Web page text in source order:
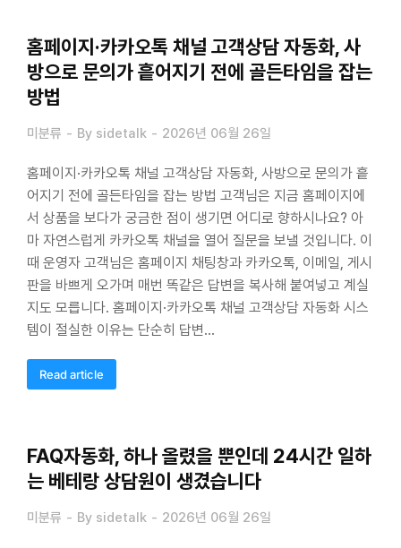
홈페이지·카카오톡 채널 고객상담 자동화, 사
방으로 문의가 흩어지기 전에 골든타임을 잡는
방법
미분류 By sidetalk 2026년 06월 26일
홈페이지·카카오톡 채널 고객상담 자동화, 사방으로 문의가 흩
어지기 전에 골든타임을 잡는 방법 고객님은 지금 홈페이지에
서 상품을 보다가 궁금한 점이 생기면 어디로 향하시나요? 아
마 자연스럽게 카카오톡 채널을 열어 질문을 보낼 것입니다. 이
때 운영자 고객님은 홈페이지 채팅창과 카카오톡, 이메일, 게시
판을 바쁘게 오가며 매번 똑같은 답변을 복사해 붙여넣고 계실
지도 모릅니다. 홈페이지·카카오톡 채널 고객상담 자동화 시스
템이 절실한 이유는 단순히 답변…
Read article
FAQ자동화, 하나 올렸을 뿐인데 24시간 일하
는 베테랑 상담원이 생겼습니다
미분류 By sidetalk 2026년 06월 26일